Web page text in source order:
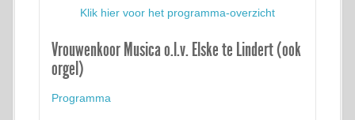
Klik hier voor het programma-overzicht
Vrouwenkoor Musica o.l.v. Elske te Lindert (ook
orgel)
Programma